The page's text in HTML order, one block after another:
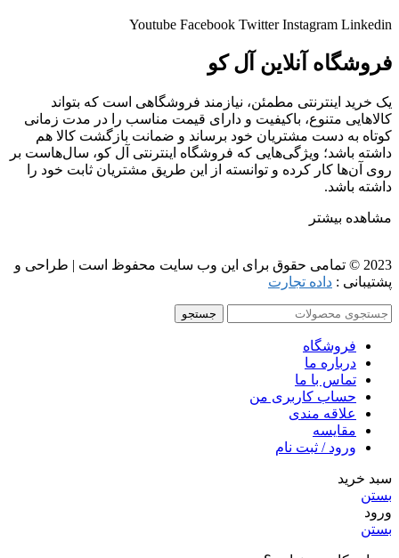
Youtube Facebook Twitter Instagram Linkedin
فروشگاه آنلاین آل کو
یک خرید اینترنتی مطمئن، نیازمند فروشگاهی است که بتواند
کالاهایی متنوع، باکیفیت و دارای قیمت مناسب را در مدت زمانی
کوتاه به دست مشتریان خود برساند و ضمانت بازگشت کالا هم
داشته باشد؛ ویژگی‌هایی که فروشگاه اینترنتی آل کو، سال‌هاست بر
روی آن‌ها کار کرده و توانسته از این طریق مشتریان ثابت خود را
داشته باشد.
مشاهده بیشتر
2023 © تمامی حقوق برای این وب سایت محفوظ است | طراحی و
پشتیبانی : داده تجارت
جستجو
فروشگاه
درباره ما
تماس با ما
حساب کاربری من
علاقه مندی
مقايسه
ورود / ثبت نام
سبد خرید
بستن
ورود
بستن